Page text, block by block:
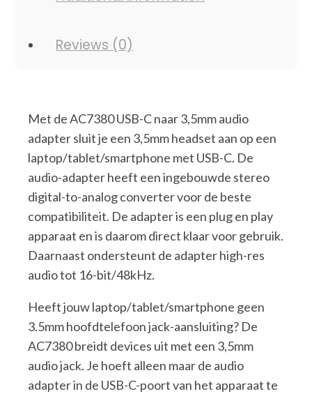
Reviews (0)
Met de AC7380 USB-C naar 3,5mm audio
adapter sluit je een 3,5mm headset aan op een
laptop/tablet/smartphone met USB-C. De
audio-adapter heeft een ingebouwde stereo
digital-to-analog converter voor de beste
compatibiliteit. De adapter is een plug en play
apparaat en is daarom direct klaar voor gebruik.
Daarnaast ondersteunt de adapter high-res
audio tot 16-bit/48kHz.
Heeft jouw laptop/tablet/smartphone geen
3.5mm hoofdtelefoon jack-aansluiting? De
AC7380 breidt devices uit met een 3,5mm
audio jack. Je hoeft alleen maar de audio
adapter in de USB-C-poort van het apparaat te